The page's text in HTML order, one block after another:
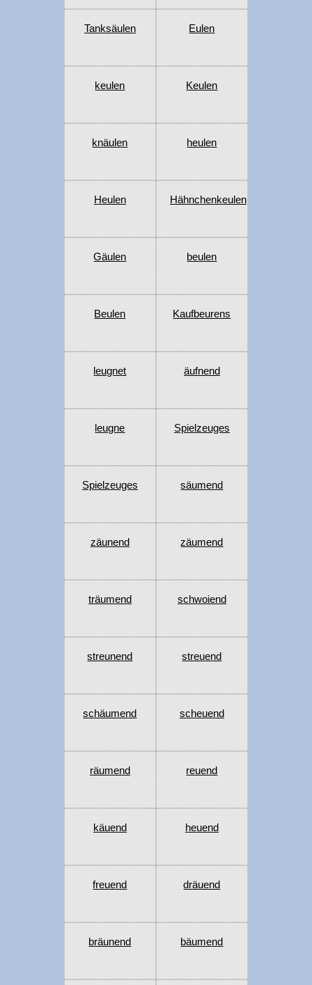
Tanksäulen Eulen
keulen Keulen
knäulen heulen
Heulen Hähnchenkeulen
Gäulen beulen
Beulen Kaufbeurens
leugnet äufnend
leugne Spielzeuges
Spielzeuges säumend
zäunend zäumend
träumend schwoiend
streunend streuend
schäumend scheuend
räumend reuend
käuend heuend
freuend dräuend
bräunend bäumend